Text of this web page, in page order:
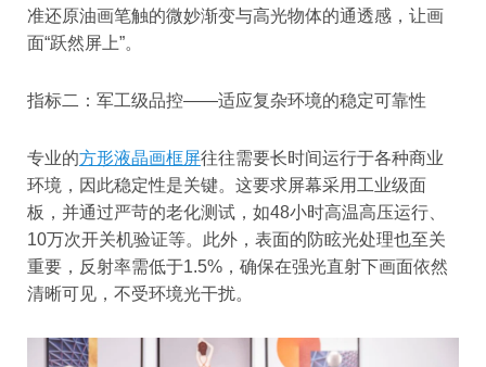
准还原油画笔触的微妙渐变与高光物体的通透感，让画
面“跃然屏上”。
指标二：军工级品控——适应复杂环境的稳定可靠性
专业的方形液晶画框屏往往需要长时间运行于各种商业
环境，因此稳定性是关键。这要求屏幕采用工业级面
板，并通过严苛的老化测试，如48小时高温高压运行、
10万次开关机验证等。此外，表面的防眩光处理也至关
重要，反射率需低于1.5%，确保在强光直射下画面依然
清晰可见，不受环境光干扰。